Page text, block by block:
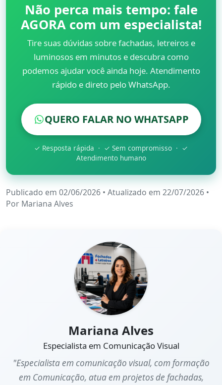
Não perca mais tempo: fale
AGORA com um especialista!
Tire suas dúvidas sobre fachadas, letreiros e
luminosos em minutos e descubra como
podemos ajudar você ainda hoje. Atendimento
rápido e direto pelo WhatsApp.
QUERO FALAR NO WHATSAPP
✓ Resposta rápida · ✓ Sem compromisso · ✓
Atendimento humano
Publicado em 02/06/2026 • Atualizado em 22/07/2026 •
Por Mariana Alves
Mariana Alves
Especialista em Comunicação Visual
"Especialista em comunicação visual, com formação
em Comunicação, atua em projetos de fachadas,